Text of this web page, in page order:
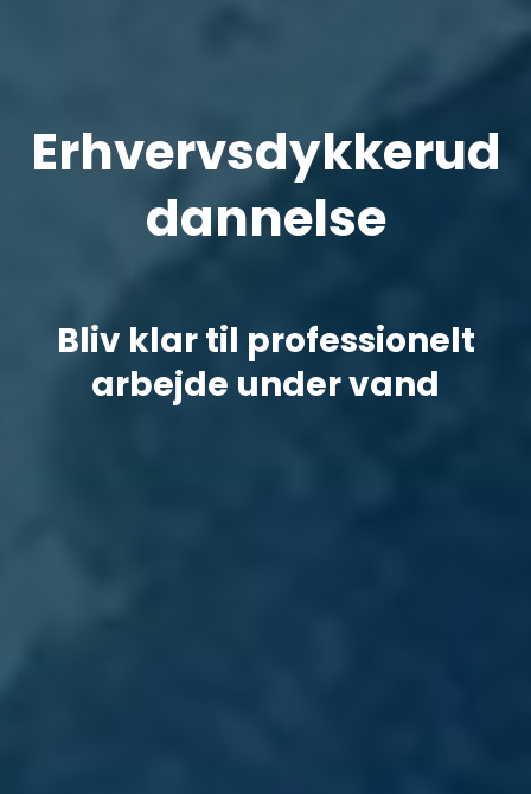
Erhvervsdykkerud
dannelse
Bliv klar til professionelt
arbejde under vand